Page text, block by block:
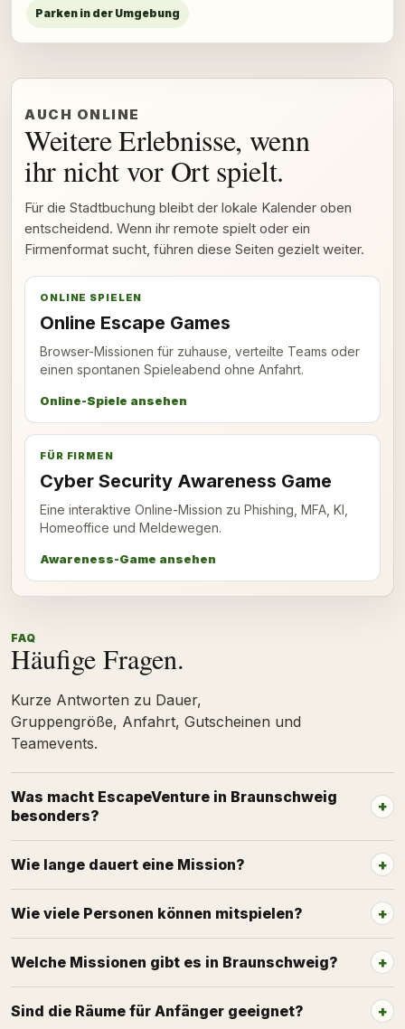
Parken in der Umgebung
AUCH ONLINE
Weitere Erlebnisse, wenn
ihr nicht vor Ort spielt.
Für die Stadtbuchung bleibt der lokale Kalender oben
entscheidend. Wenn ihr remote spielt oder ein
Firmenformat sucht, führen diese Seiten gezielt weiter.
ONLINE SPIELEN
Online Escape Games
Browser-Missionen für zuhause, verteilte Teams oder
einen spontanen Spieleabend ohne Anfahrt.
Online-Spiele ansehen
FÜR FIRMEN
Cyber Security Awareness Game
Eine interaktive Online-Mission zu Phishing, MFA, KI,
Homeoffice und Meldewegen.
Awareness-Game ansehen
FAQ
Häufige Fragen.
Kurze Antworten zu Dauer,
Gruppengröße, Anfahrt, Gutscheinen und
Teamevents.
Was macht EscapeVenture in Braunschweig
besonders?
Wie lange dauert eine Mission?
Wie viele Personen können mitspielen?
Welche Missionen gibt es in Braunschweig?
Sind die Räume für Anfänger geeignet?